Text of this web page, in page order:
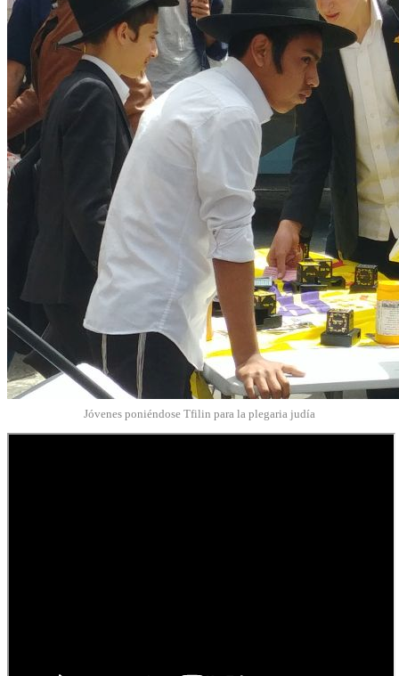
Jóvenes poniéndose Tfilin para la plegaria judía